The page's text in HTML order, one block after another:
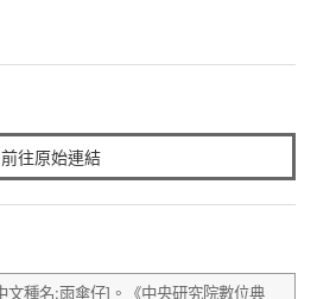
前往原始連結